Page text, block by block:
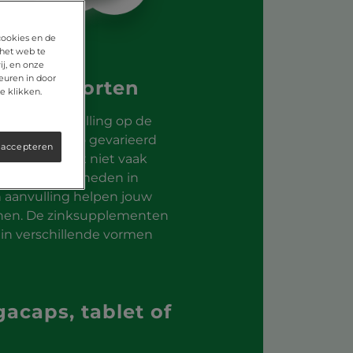
soorten
er als aanvulling op de
daarom zo gevarieerd
tekort komt niet vaak
hoeveelheden in
aanvulling helpen jouw
De zinksupplementen
verschillende vormen
tablet of
en de
web te
en onze
in door
klikken.